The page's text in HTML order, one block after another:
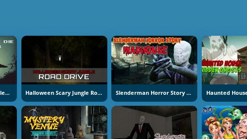
Slenderman Must Die Silent Streets Halloween Scary Jungle Road Drive Slenderman Horror Story Madhouse